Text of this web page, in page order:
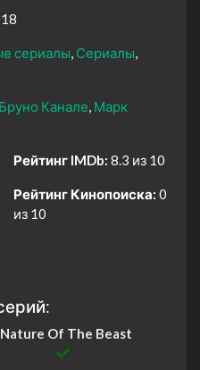
сериалы Сериалы
Бруно Канале Марк
Рейтинг IMDb: 8.3 из 10
Рейтинг Кинопоиска: 0
из 10
Nature Of The Beast